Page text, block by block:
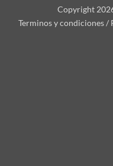
Copyright
Terminos y condiciones